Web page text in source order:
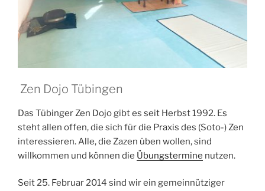
Zen Dojo Tübingen
Das Tübinger Zen Dojo gibt es seit Herbst 1992. Es
steht allen offen, die sich für die Praxis des (Soto-) Zen
interessieren. Alle, die Zazen üben wollen, sind
willkommen und können die Übungstermine nutzen.
Seit 25. Februar 2014 sind wir ein gemeinnütziger